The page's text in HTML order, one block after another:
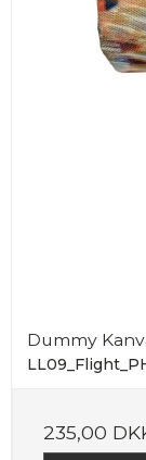
Dummy
235,00